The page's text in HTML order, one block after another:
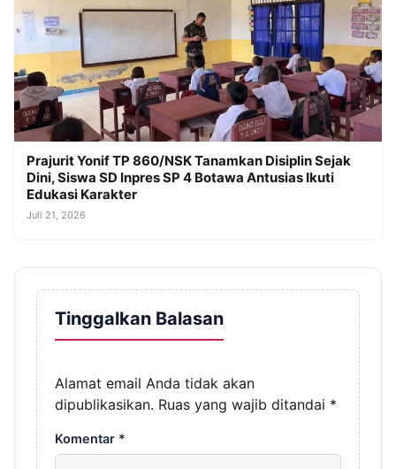
Prajurit Yonif TP 860/NSK Tanamkan Disiplin Sejak
Dini, Siswa SD Inpres SP 4 Botawa Antusias Ikuti
Edukasi Karakter
Juli 21, 2026
Tinggalkan Balasan
Alamat email Anda tidak akan
dipublikasikan. Ruas yang wajib ditandai *
Komentar *